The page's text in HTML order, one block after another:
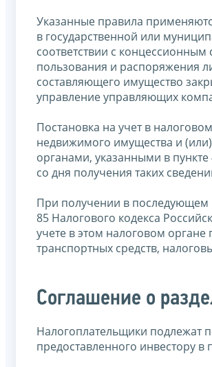
Указанные правила
в государственной или
соответствии с
пользования и распоряжения
составляющего имущество
управление управляющих
Постановка на учет в
недвижимого имущества и
органами, указанными в
со дня получения таких
При получении в последующем
85 Налогового кодекса
учете в этом налоговом
транспортных средств,
Соглашение о
Налогоплательщики подлежат
предоставленного инвестору